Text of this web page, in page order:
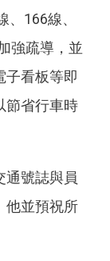
166線、
強疏導，並
子看板等即
節省行車時
通號誌與員
他並預祝所